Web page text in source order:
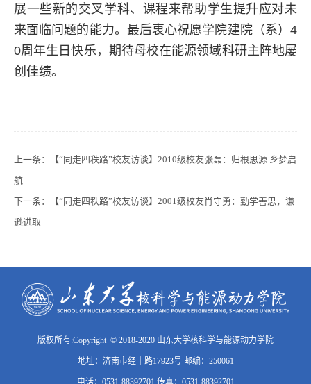
展一些新的交叉学科、课程来帮助学生提升应对未
来面临问题的能力。最后衷心祝愿学院建院（系）4
0周年生日快乐，期待母校在能源领域科研主阵地屡
创佳绩。
上一条：
【“同走四秩路”校友访谈】2010级校友张磊：归根思源 乡梦启
航
下一条：
【“同走四秩路”校友访谈】2001级校友肖守勇：勤学善思，谦
逊进取
版权所有:Copyright © 2018-2020 山东大学核科学与能源动力学院
地址：济南市经十路17923号 邮编：250061
电话：0531-88392701 传真：0531-88392701